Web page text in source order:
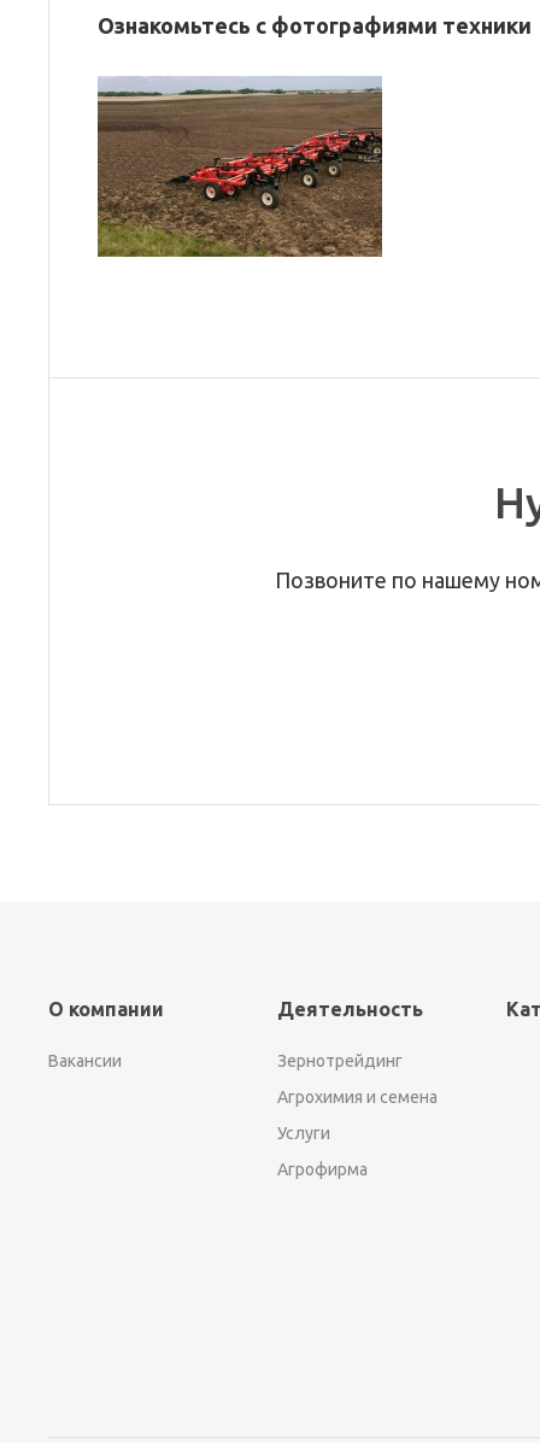
Ознакомьтесь с фотографиями техники
Позвоните по нашему
О компании
Вакансии
Деятельность
Зернотрейдинг
Агрохимия и семена
Услуги
Агрофирма